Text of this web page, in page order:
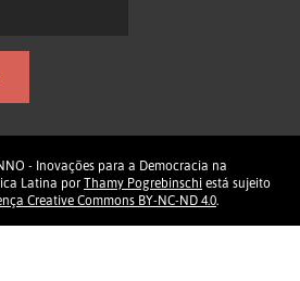
- Inovações para a Democracia na
Latina por Thamy Pogrebinschi está sujeito
Creative Commons BY-NC-ND 4.0.